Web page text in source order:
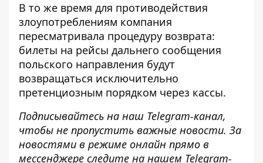
В то же время для противодействия
злоупотреблениям компания
пересматривала процедуру возврата:
билеты на рейсы дальнего сообщения
польского направления будут
возвращаться исключительно
претенциозным порядком через кассы.
Подписывайтесь на наш Telegram-канал,
чтобы не пропустить важные новости. За
новостями в режиме онлайн прямо в
мессенджере следите на нашем Telegram-